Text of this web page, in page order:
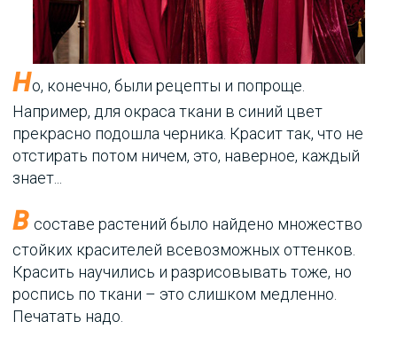
Но, конечно, были рецепты и попроще.
Например, для окраса ткани в синий цвет
прекрасно подошла черника. Красит так, что не
отстирать потом ничем, это, наверное, каждый
знает...
В составе растений было найдено множество
стойких красителей всевозможных оттенков.
Красить научились и разрисовывать тоже, но
роспись по ткани – это слишком медленно.
Печатать надо.